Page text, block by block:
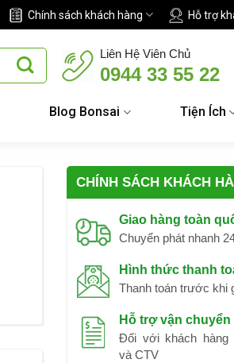
Chính sách khách hàng Hỗ trợ
Liên Hệ Viên Chủ
0944 33 55 22
Blog Bonsai
Tiện Ích
CHÍNH SÁCH KHÁCH
Giao hàng toàn
Chuyển phát nhanh
Hình thức thanh
Thanh toán trước khi
Hỗ trợ vận chuyển
Đối với khách hàng
và CTV